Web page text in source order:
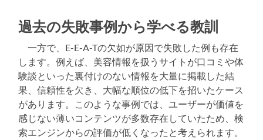
過去の失敗事例から学べる教訓
一方で、E-E-A-Tの欠如が原因で失敗した例も存在
します。例えば、美容情報を扱うサイトが口コミや体
験談といった裏付けのない情報を大量に掲載した結
果、信頼性を欠き、大幅な順位の低下を招いたケース
があります。このような事例では、ユーザーが価値を
感じない薄いコンテンツが多数存在していたため、検
索エンジンからの評価が低くなったと考えられます。